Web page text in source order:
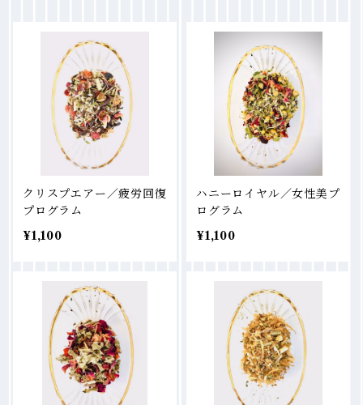
クリスプエアー／疲労回復
プログラム
¥1,100
ハニーロイヤル／女性美プ
ログラム
¥1,100